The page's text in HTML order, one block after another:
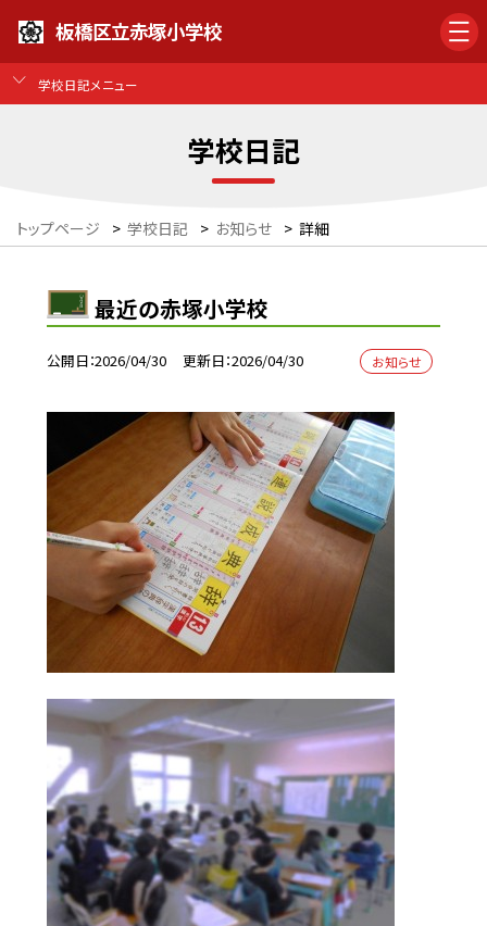
板橋区立赤塚小学校
学校日記メニュー
学校日記
トップページ > 学校日記 > お知らせ > 詳細
最近の赤塚小学校
公開日 2026/04/30 更新日 2026/04/30 お知らせ